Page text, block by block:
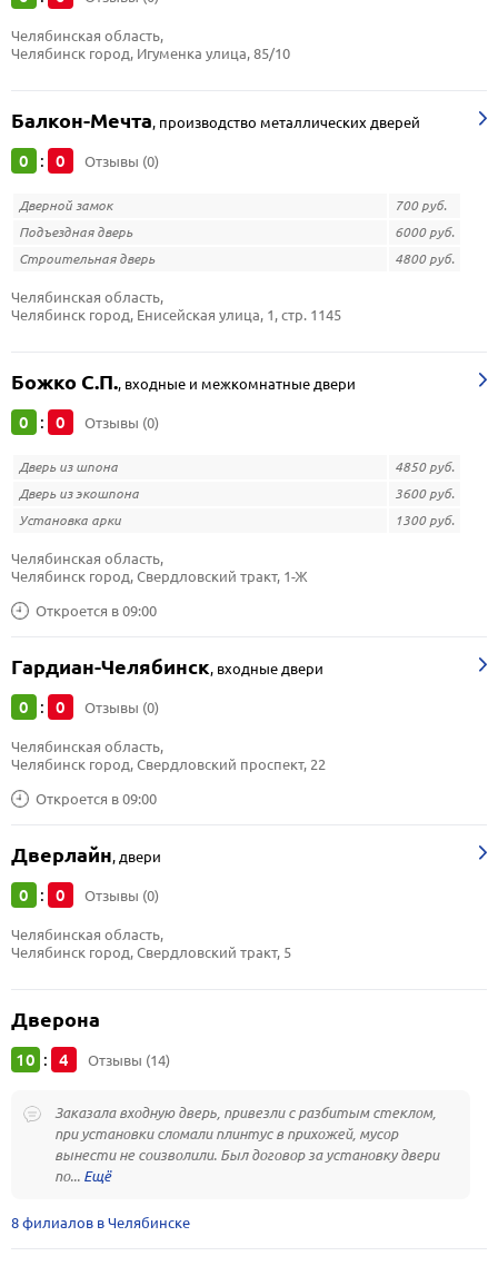
Челябинская область,
Челябинск город, Игуменка улица, 85/10
Балкон-Мечта, производство металлических дверей
0 : 0 Отзывы (0)
Дверной замок
700 руб.
Подъездная дверь
6000 руб.
Строительная дверь
4800 руб.
Челябинская область,
Челябинск город, Енисейская улица, 1, стр. 1145
Божко С.П., входные и межкомнатные двери
0 : 0 Отзывы (0)
Дверь из шпона
4850 руб.
Дверь из экошпона
3600 руб.
Установка арки
1300 руб.
Откроется в 09:00
Челябинская область,
Челябинск город, Свердловский тракт, 1-Ж
Гардиан-Челябинск, входные двери
0 : 0 Отзывы (0)
Откроется в 09:00
Челябинская область,
Челябинск город, Свердловский проспект, 22
Дверлайн, двери
0 : 0 Отзывы (0)
Челябинская область,
Челябинск город, Свердловский тракт, 5
Дверона
10 : 4 Отзывы (14)
Заказала входную дверь, привезли с разбитым стеклом,
при установки сломали плинтус в прихожей, мусор
вынести не соизволили. Был договор за установку двери
по...
8 филиалов в Челябинске